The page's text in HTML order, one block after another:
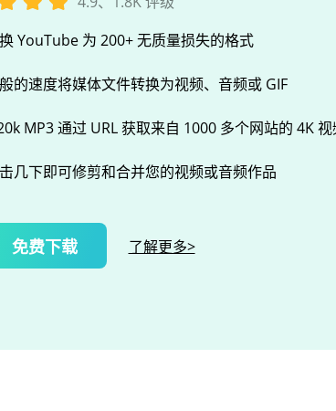
YouTube 为 200+ 无质量损失的格式
的速度将媒体文件转换为视频、音频或 GIF
MP3 通过 URL 获取来自 1000 多个网站的 4K 视
几下即可修剪和合并您的视频或音频作品
免费下载 了解更多>